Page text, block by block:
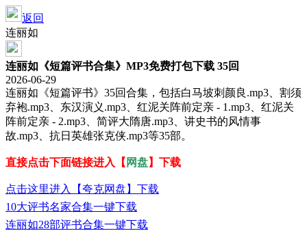
返回
连丽如
连丽如《短篇评书合集》MP3免费打包下载 35回
2026-06-29
连丽如《短篇评书》35回合集，包括白马坡刺颜良.mp3、割须
弃袍.mp3、东汉演义.mp3、红泥关阵前定亲 - 1.mp3、红泥关
阵前定亲 - 2.mp3、简评大隋唐.mp3、讲史书的风情事
故.mp3、抗日英雄张克侠.mp3等35部。
直接点击下面链接进入【 网盘】下载
点击这里进入【夸克网盘】下载
10大评书名家合集一键下载
连丽如28部评书合集一键下载